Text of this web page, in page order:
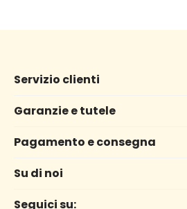
Servizio clienti
Garanzie e tutele
Pagamento e consegna
Su di noi
Seguici su: